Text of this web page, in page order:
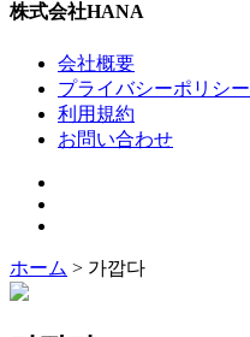
株式会社HANA
会社概要
プライバシーポリシー
利用規約
お問い合わせ
ホーム > 가깝다